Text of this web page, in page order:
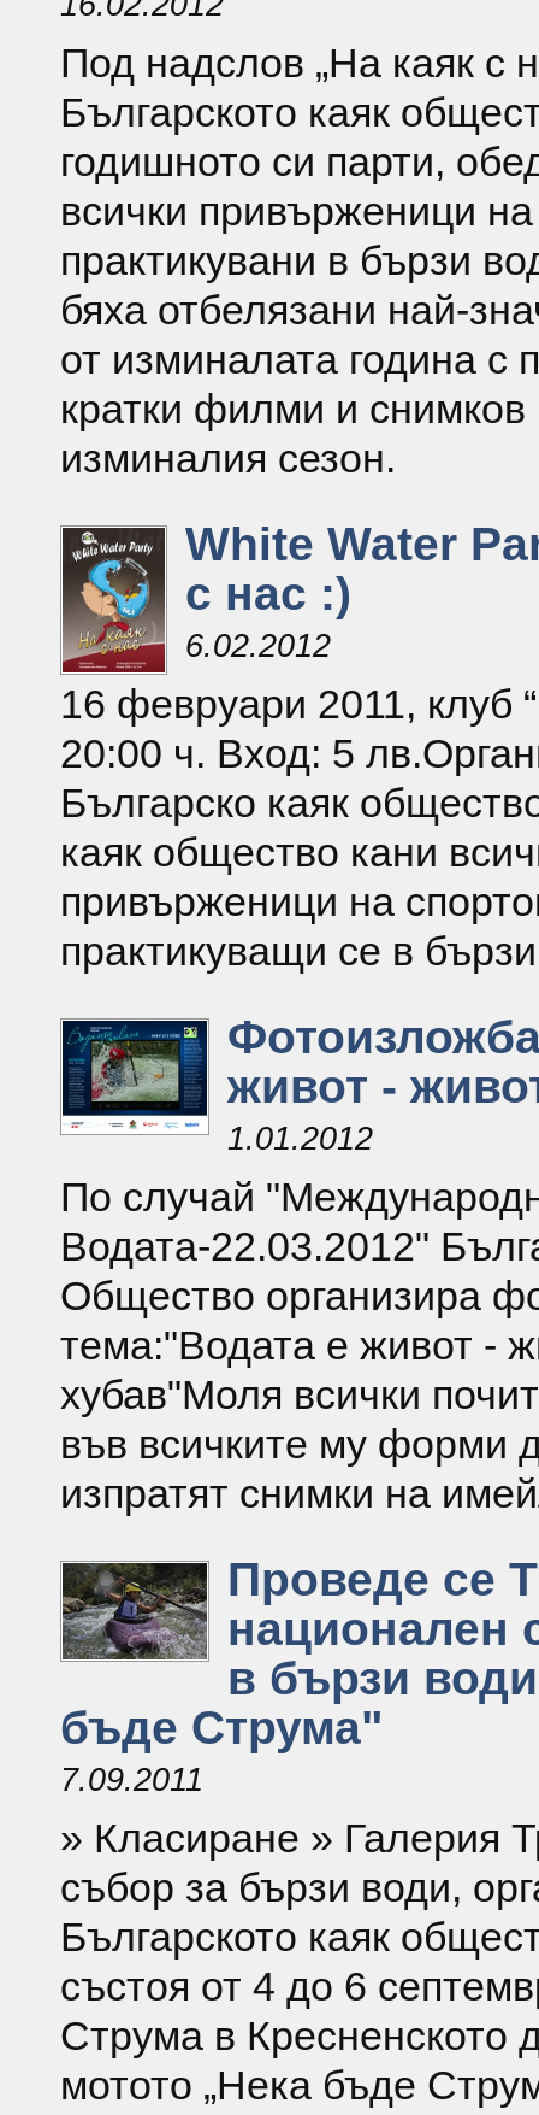
Под надслов „На каяк с
Българското каяк
годишното си парти,
всички привърженици
практикувани в бързи
бяха отбелязани най-
от изминалата година с
кратки филми и
изминалия сезон.
White Water
с нас :)
6.02.2012
16 февруари 2011, клуб
20:00 ч. Вход: 5
Българско каяк
каяк общество кани
привърженици на
практикуващи се в
живот -
1.01.2012
По случай
Водата-22.03.2012"
Общество организира
тема:"Водата е живот -
хубав"Моля всички
във всичките му форми
изпратят снимки на
Проведе се
национален
в бързи
бъде Струма"
7.09.2011
» Класиране » Галерия
събор за бързи води,
Българското каяк
състоя от 4 до 6
Струма в Кресненското
мотото „Нека бъде